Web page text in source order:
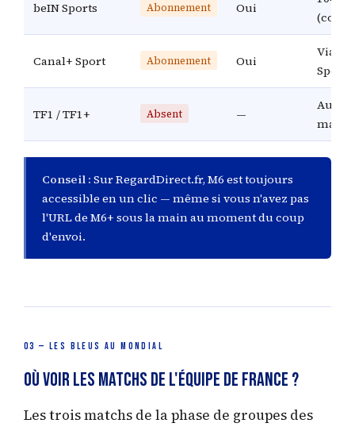
beIN Sports Abonnement Oui
Canal+ Sport Abonnement Oui
Via
Sports
TF1 / TF1+ Absent —
Aucun
match
Conseil : Sur RegardDirect.fr, M6 est toujours
accessible en un clic — même si vous n'avez pas
l'URL de M6+ sous la main au moment du coup
d'envoi.
03 — LES BLEUS AU MONDIAL
Où voir les matchs de l'Équipe de France ?
Les trois matchs de la phase de groupes des